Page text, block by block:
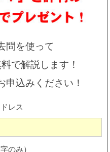
問を使って
で解説します！
申込みください！
レス
のみ）